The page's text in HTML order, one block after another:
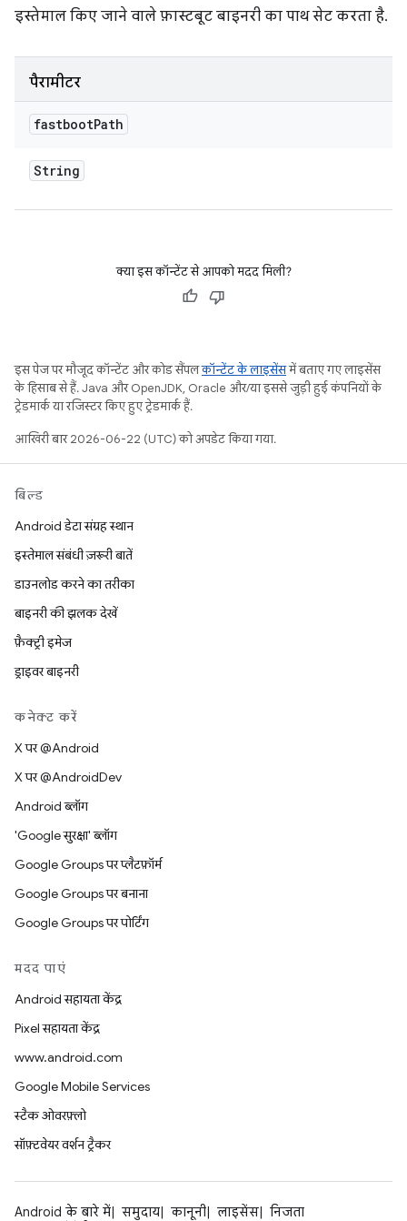
इस्तेमाल किए जाने वाले फ़ास्टबूट बाइनरी का पाथ सेट करता है.
पैरामीटर
fastbootPath
String
क्या इस कॉन्टेंट से आपको मदद मिली?
इस पेज पर मौजूद कॉन्टेंट और कोड सैंपलकॉन्टेंट के लाइसेंसमें बताए गए लाइसेंस
के हिसाब से हैं. Java और OpenJDK, Oracle और/या इससे जुड़ी हुई कंपनियों के
ट्रेडमार्क या रजिस्टर किए हुए ट्रेडमार्क हैं.
आखिरी बार 2026-06-22 (UTC) को अपडेट किया गया.
बिल्ड
Android डेटा संग्रह स्थान
इस्तेमाल संबंधी ज़रूरी बातें
डाउनलोड करने का तरीका
बाइनरी की झलक देखें
फ़ैक्ट्री इमेज
ड्राइवर बाइनरी
कनेक्ट करें
X पर @Android
X पर @AndroidDev
Android ब्लॉग
'Google सुरक्षा' ब्लॉग
Google Groups पर प्लैटफ़ॉर्म
Google Groups पर बनाना
Google Groups पर पोर्टिंग
मदद पाएं
Android सहायता केंद्र
Pixel सहायता केंद्र
www.android.com
Google Mobile Services
स्टैक ओवरफ़्लो
सॉफ़्टवेयर वर्शन ट्रैकर
Android के बारे में समुदाय कानूनी लाइसेंस
निजता